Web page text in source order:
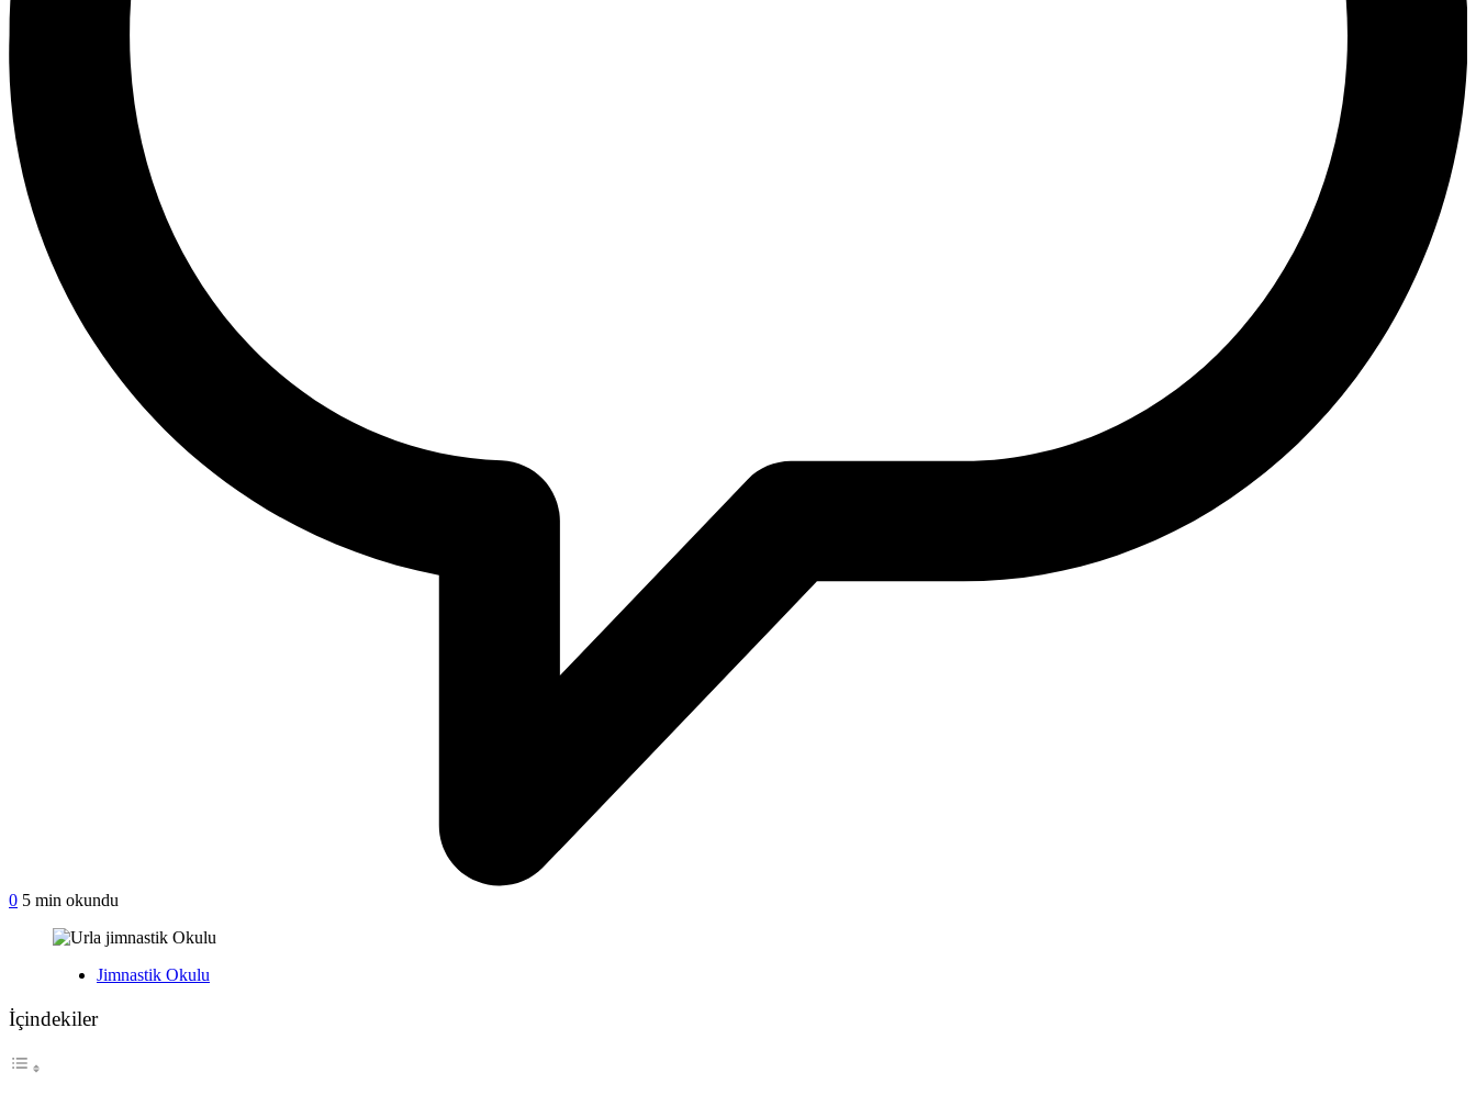
0 on
jimnastik
5 min okundu
YayınlananJimnastik Okulu
İçindekiler